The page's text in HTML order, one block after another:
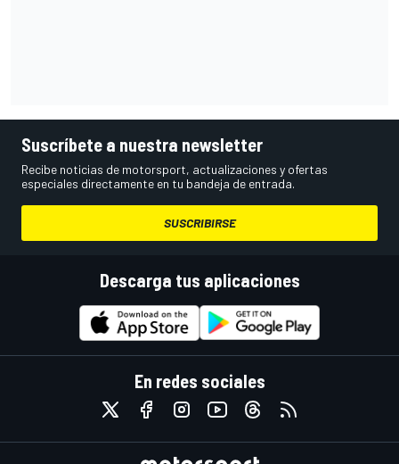
Suscríbete a nuestra newsletter
Recibe noticias de motorsport, actualizaciones y ofertas
especiales directamente en tu bandeja de entrada.
SUSCRIBIRSE
Descarga tus aplicaciones
En redes sociales